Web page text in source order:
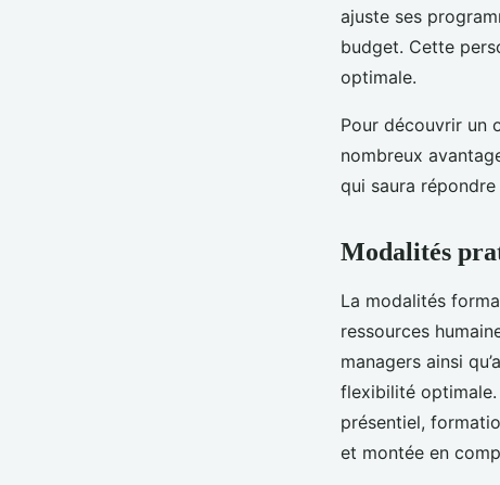
ajuste ses
budget. Cette
optimale.
Pour découvrir un
nombreux
qui saura
Modalités
La modalités
ressources
managers ainsi
flexibilité optimale.
présentiel,
et montée en